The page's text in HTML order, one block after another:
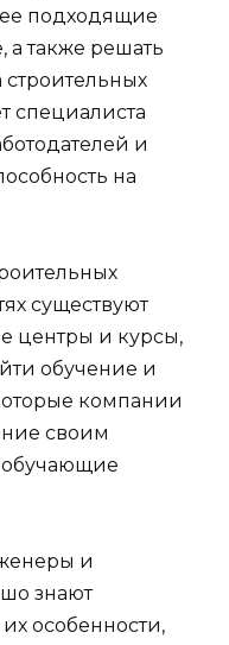
подходящие
а также решать
специалиста
и
на
существуют
центры и курсы,
обучение и
компании
своим
обучающие
и
знают
особенности,